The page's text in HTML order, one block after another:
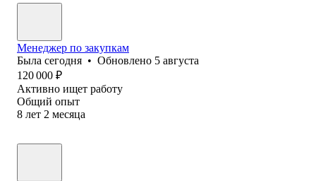
Менеджер по закупкам
Была сегодня • Обновлено 5 августа
120 000 ₽
Активно ищет работу
Общий опыт
8 лет 2 месяца